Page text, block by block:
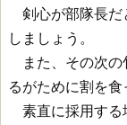
剣心が部隊長だ
しましょう。
また、その次の
るがために割を
素直に採用する